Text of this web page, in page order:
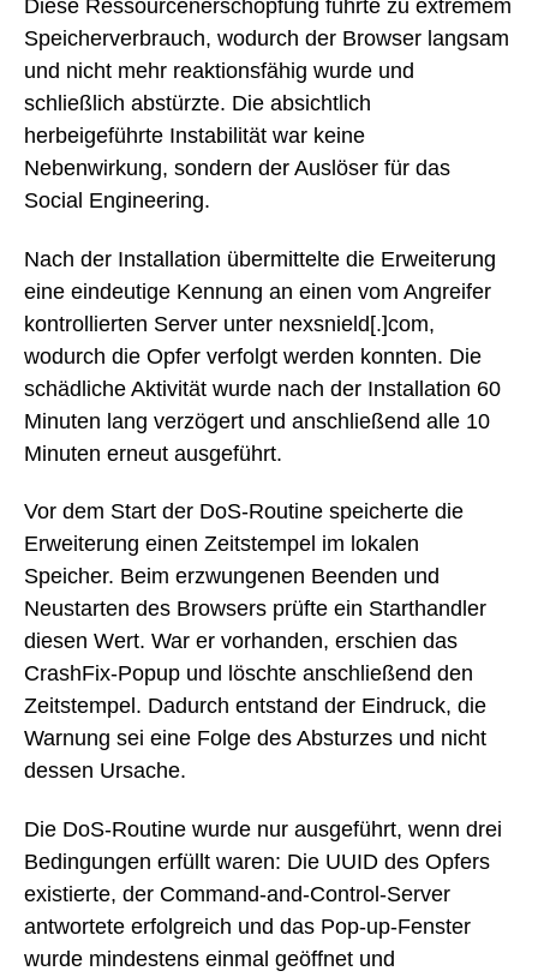
Diese Ressourcenerschöpfung führte zu extremem
Speicherverbrauch, wodurch der Browser langsam
und nicht mehr reaktionsfähig wurde und
schließlich abstürzte. Die absichtlich
herbeigeführte Instabilität war keine
Nebenwirkung, sondern der Auslöser für das
Social Engineering.
Nach der Installation übermittelte die Erweiterung
eine eindeutige Kennung an einen vom Angreifer
kontrollierten Server unter nexsnield[.]com,
wodurch die Opfer verfolgt werden konnten. Die
schädliche Aktivität wurde nach der Installation 60
Minuten lang verzögert und anschließend alle 10
Minuten erneut ausgeführt.
Vor dem Start der DoS-Routine speicherte die
Erweiterung einen Zeitstempel im lokalen
Speicher. Beim erzwungenen Beenden und
Neustarten des Browsers prüfte ein Starthandler
diesen Wert. War er vorhanden, erschien das
CrashFix-Popup und löschte anschließend den
Zeitstempel. Dadurch entstand der Eindruck, die
Warnung sei eine Folge des Absturzes und nicht
dessen Ursache.
Die DoS-Routine wurde nur ausgeführt, wenn drei
Bedingungen erfüllt waren: Die UUID des Opfers
existierte, der Command-and-Control-Server
antwortete erfolgreich und das Pop-up-Fenster
wurde mindestens einmal geöffnet und